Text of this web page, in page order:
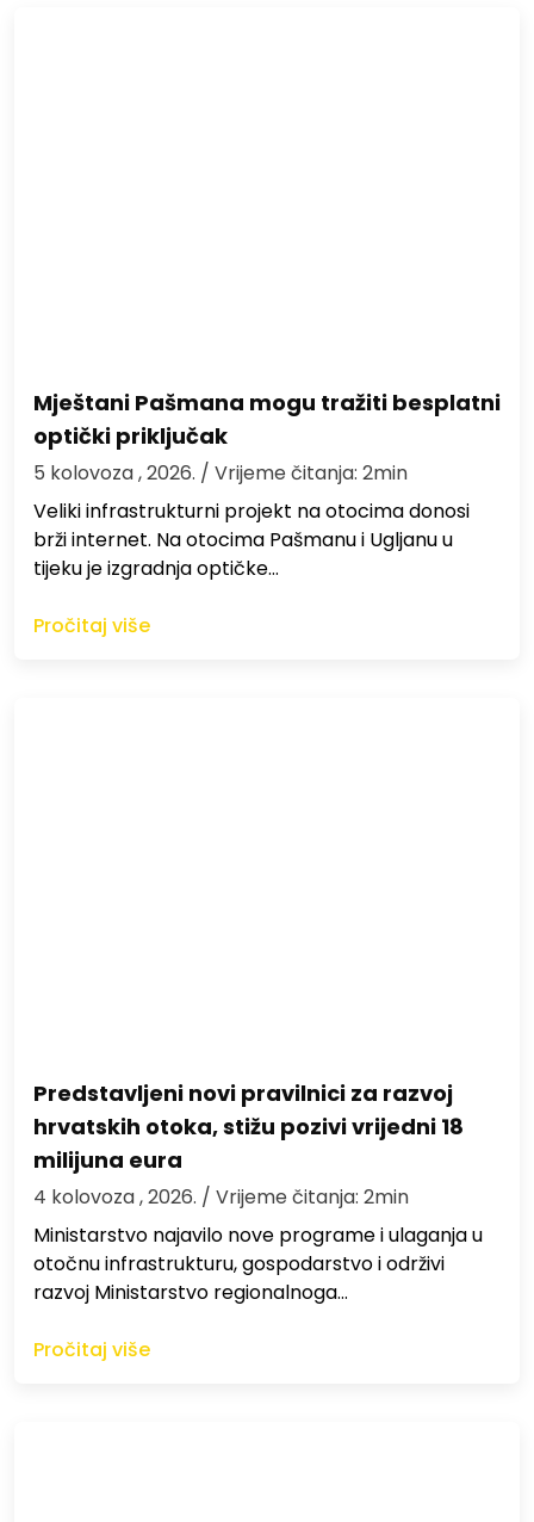
Mještani Pašmana mogu tražiti besplatni
optički priključak
5 kolovoza , 2026. / Vrijeme čitanja: 2min
Veliki infrastrukturni projekt na otocima donosi
brži internet. Na otocima Pašmanu i Ugljanu u
tijeku je izgradnja optičke…
Pročitaj više
Predstavljeni novi pravilnici za razvoj
hrvatskih otoka, stižu pozivi vrijedni 18
milijuna eura
4 kolovoza , 2026. / Vrijeme čitanja: 2min
Ministarstvo najavilo nove programe i ulaganja u
otočnu infrastrukturu, gospodarstvo i održivi
razvoj Ministarstvo regionalnoga…
Pročitaj više